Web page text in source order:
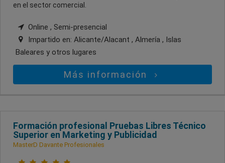
en el sector comercial.
Online , Semi-presencial
Impartido en: Alicante/Alacant , Almería , Islas
Baleares y otros lugares
Más información
Formación profesional Pruebas Libres Técnico
Superior en Marketing y Publicidad
MasterD Davante Profesionales